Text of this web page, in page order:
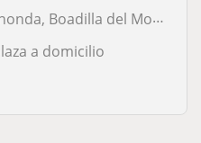
del Monte, Las Rozas de Madrid, Madrid Capital, ...
a domicilio